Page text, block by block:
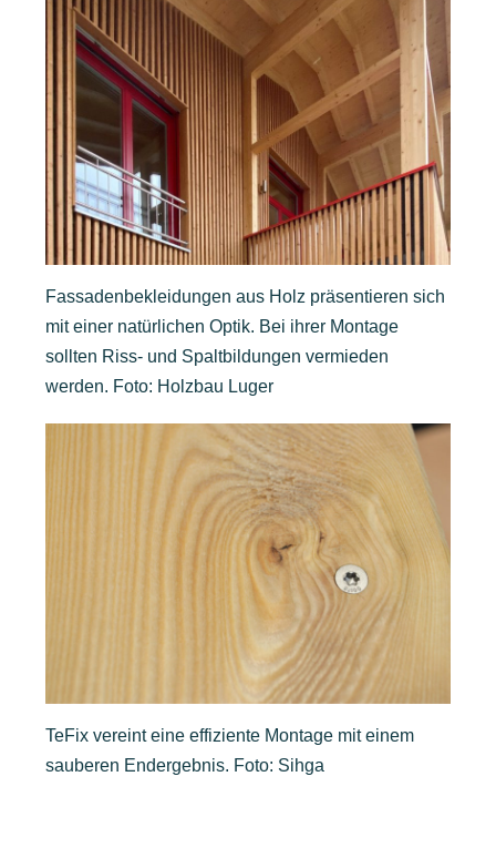
Fassadenbekleidungen aus Holz präsentieren sich
mit einer natürlichen Optik. Bei ihrer Montage
sollten Riss- und Spaltbildungen vermieden
werden. Foto: Holzbau Luger
TeFix vereint eine effiziente Montage mit einem
sauberen Endergebnis. Foto: Sihga